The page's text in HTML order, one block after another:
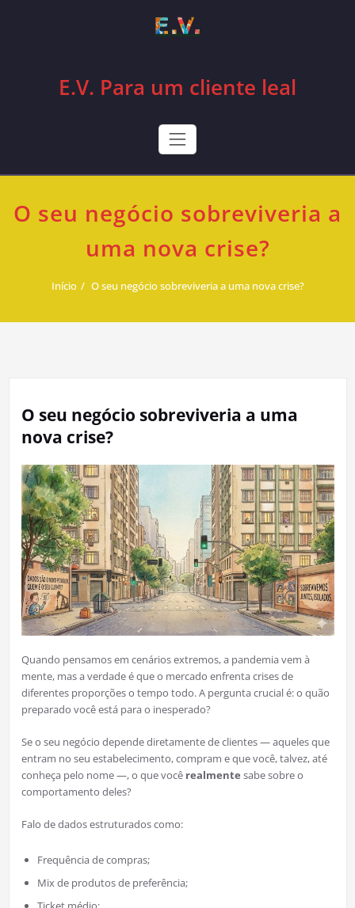
E.V. Para um cliente leal
O seu negócio sobreviveria a
uma nova crise?
Início O seu negócio sobreviveria a uma nova crise?
O seu negócio sobreviveria a uma
nova crise?
Quando pensamos em cenários extremos, a pandemia vem à
mente, mas a verdade é que o mercado enfrenta crises de
diferentes proporções o tempo todo. A pergunta crucial é: o quão
preparado você está para o inesperado?
Se o seu negócio depende diretamente de clientes — aqueles que
entram no seu estabelecimento, compram e que você, talvez, até
conheça pelo nome —, o que você realmente sabe sobre o
comportamento deles?
Falo de dados estruturados como:
Frequência de compras;
Mix de produtos de preferência;